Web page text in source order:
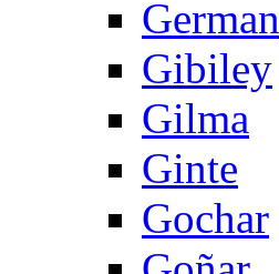
German
Gibiley
Gilma
Ginte
Gochar